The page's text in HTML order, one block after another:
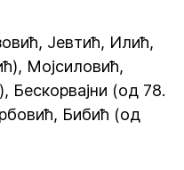
Јевтић, Илић,
Мојсиловић,
Бескорвајни (од 78.
Бибић (од